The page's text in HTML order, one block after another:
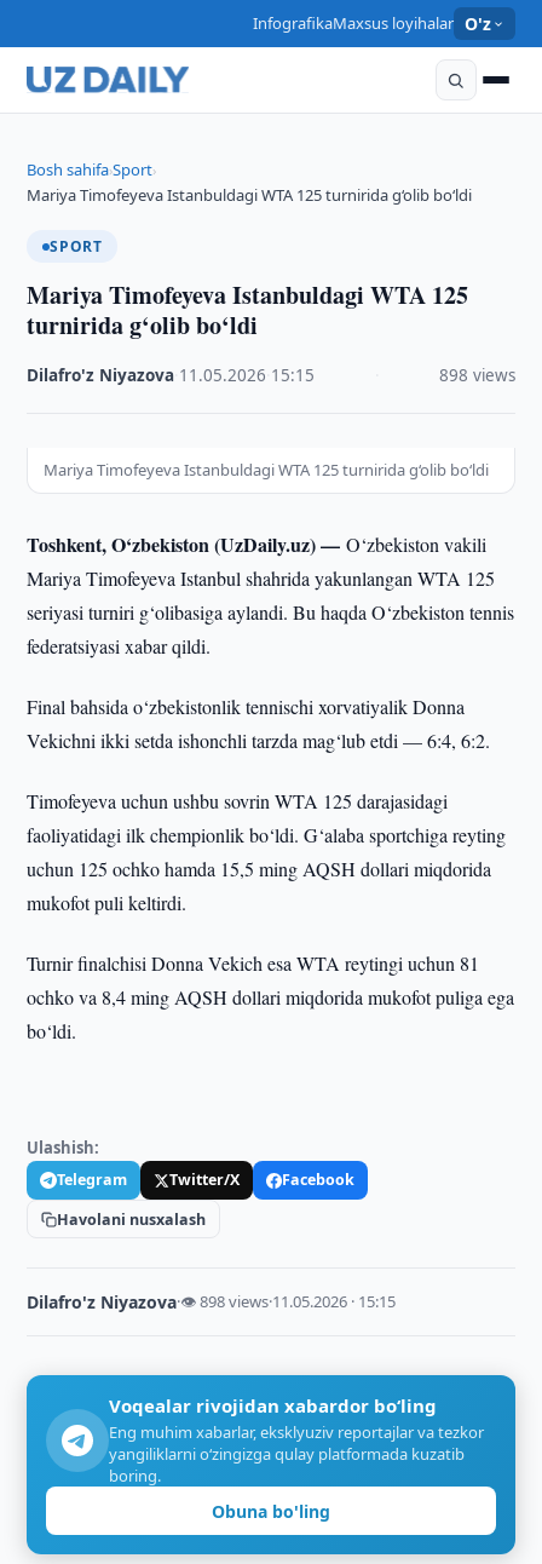
InfografikaMaxsus loyihalar O'z
Bosh sahifa›Sport›
Mariya Timofeyeva Istanbuldagi WTA 125 turnirida g‘olib bo‘ldi
SPORT
Mariya Timofeyeva Istanbuldagi WTA 125
turnirida g‘olib bo‘ldi
Dilafro'z Niyazova 11.05.2026 15:15 898 views
Mariya Timofeyeva Istanbuldagi WTA 125 turnirida g‘olib bo‘ldi
Toshkent, O‘zbekiston (UzDaily.uz) —O‘zbekiston vakili
Mariya Timofeyeva Istanbul shahrida yakunlangan WTA 125
seriyasi turniri g‘olibasiga aylandi. Bu haqda O‘zbekiston tennis
federatsiyasi xabar qildi.
Final bahsida o‘zbekistonlik tennischi xorvatiyalik Donna
Vekichni ikki setda ishonchli tarzda mag‘lub etdi — 6:4, 6:2.
Timofeyeva uchun ushbu sovrin WTA 125 darajasidagi
faoliyatidagi ilk chempionlik bo‘ldi. G‘alaba sportchiga reyting
uchun 125 ochko hamda 15,5 ming AQSH dollari miqdorida
mukofot puli keltirdi.
Turnir finalchisi Donna Vekich esa WTA reytingi uchun 81
ochko va 8,4 ming AQSH dollari miqdorida mukofot puliga ega
bo‘ldi.
Ulashish:
Telegram Twitter/X
Facebook
Havolani nusxalash
Dilafro'z Niyazova·👁 898 views·11.05.2026 · 15:15
Voqealar rivojidan xabardor bo‘ling
Eng muhim xabarlar, eksklyuziv reportajlar va tezkor
yangiliklarni o‘zingizga qulay platformada kuzatib
boring.
Obuna bo'ling